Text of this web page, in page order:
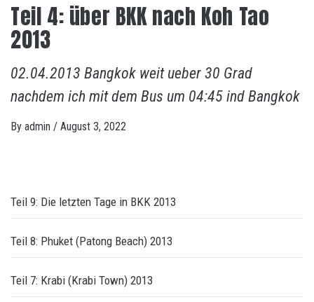
Teil 4: über BKK nach Koh Tao
2013
02.04.2013 Bangkok weit ueber 30 Grad
nachdem ich mit dem Bus um 04:45 ind Bangkok
By admin / August 3, 2022
Teil 9: Die letzten Tage in BKK 2013
Teil 8: Phuket (Patong Beach) 2013
Teil 7: Krabi (Krabi Town) 2013